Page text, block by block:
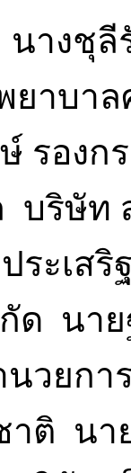
างชุลี
ยาบา
รองก
ริษัท
ระเส
ด นาย
นวยก
าติ นา